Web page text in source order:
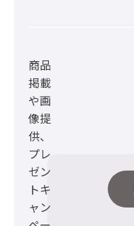
商品
掲載
や画
像提
供、
プレ
ゼン
トキ
ャン